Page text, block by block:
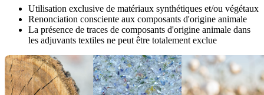
Utilisation exclusive de matériaux synthétiques et/ou végétaux
Renonciation consciente aux composants d'origine animale
La présence de traces de composants d'origine animale dans
les adjuvants textiles ne peut être totalement exclue